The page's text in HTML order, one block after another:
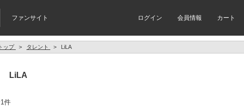
ファンサイト ログイン 会員情報 カート
トップ > タレント > LiLA
LiLA
件